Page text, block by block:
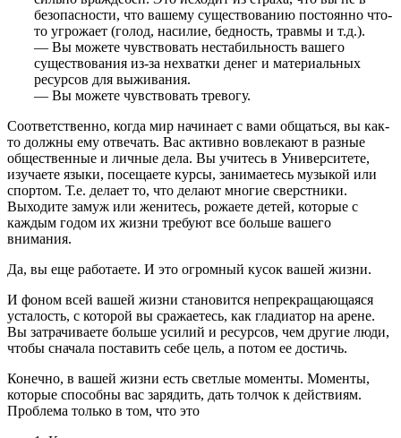
безопасности, что вашему существованию постоянно что-
то угрожает (голод, насилие, бедность, травмы и т.д.).
— Вы можете чувствовать нестабильность вашего
существования из-за нехватки денег и материальных
ресурсов для выживания.
— Вы можете чувствовать тревогу.
Соответственно, когда мир начинает с вами общаться, вы как-
то должны ему отвечать. Вас активно вовлекают в разные
общественные и личные дела. Вы учитесь в Университете,
изучаете языки, посещаете курсы, занимаетесь музыкой или
спортом. Т.е. делает то, что делают многие сверстники.
Выходите замуж или женитесь, рожаете детей, которые с
каждым годом их жизни требуют все больше вашего
внимания.
Да, вы еще работаете. И это огромный кусок вашей жизни.
И фоном всей вашей жизни становится непрекращающаяся
усталость, с которой вы сражаетесь, как гладиатор на арене.
Вы затрачиваете больше усилий и ресурсов, чем другие люди,
чтобы сначала поставить себе цель, а потом ее достичь.
Конечно, в вашей жизни есть светлые моменты. Моменты,
которые способны вас зарядить, дать толчок к действиям.
Проблема только в том, что это